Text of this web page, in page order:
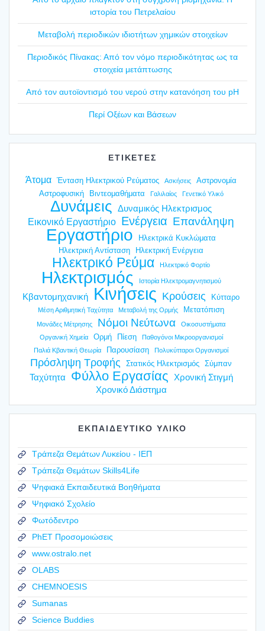
ιστο­ρία του Πετρε­λαί­ου
Mετα­βο­λή περιο­δι­κών ιδιο­τή­των χημι­κών στοι­χεί­ων
Περιο­δι­κός Πίνα­κας: Από τον νόμο περιο­δι­κό­τη­τας ως τα
στοι­χεία μετά­πτω­σης
Από τον αυτοϊ­ο­ντι­σμό του νερού στην κατα­νό­η­ση του pH
Περί Οξέ­ων και Βάσε­ων
ΕΤΙΚΕΤΕΣ
Άτομα Ένταση Ηλεκτρικού Ρεύματος Ασκήσεις
Αστρονομία
Αστροφυσική
Βιντεομαθήματα Γαλιλαίος Γενετικό Υλικό
Δυνάμεις Δυναμικός Ηλεκτρισμος
Εικονικό Εργαστήριο Ενέργεια Επανάληψη
Εργαστήριο
Ηλεκτρικά Κυκλώματα
Ηλεκτρική Αντίσταση
Ηλεκτρική Ενέργεια
Ηλεκτρικό Ρεύμα Ηλεκτρικό Φορτίο
Ηλεκτρισμός Ιστορία Ηλεκτρομαγνητισμού
Κβαντομηχανική Κινήσεις Κρούσεις Κύτταρο
Μέση Αριθμητική Ταχύτητα Μεταβολή της Ορμής Μετατόπιση
Μονάδες Μέτρησης Νόμοι Νεύτωνα
Οικοσυστήματα
Οργανική Χημεία
Ορμή Πίεση
Παθογόνοι Μικροοργανισμοί
Παλιά Κβαντική Θεωρία
Παρουσίαση Πολυκύτταροι Οργανισμοί
Πρόσληψη Τροφής Στατικός Ηλεκτρισμός Σύμπαν
Ταχύτητα Φύλλο Εργασίας
Χρονική Στιγμή
Χρονικό Διάστημα
ΕΚΠΑΙΔΕΥΤΙΚΟ ΥΛΙΚΟ
Τράπεζα Θεμάτων Λυκείου - ΙΕΠ
Τράπεζα Θεμάτων Skills4Life
Ψηφιακά Εκπαιδευτικά Βοηθήματα
Ψηφιακό Σχολείο
Φωτόδεντρο
PhET Προσομοιώσεις
www.ostralo.net
OLABS
CHEMNOESIS
Sumanas
Science Buddies